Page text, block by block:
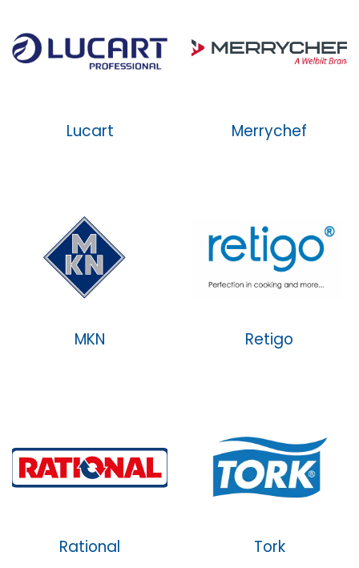
Lucart Merrychef
MKN Retigo
Rational Tork